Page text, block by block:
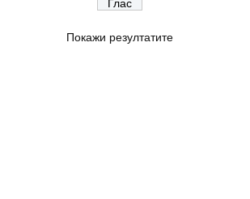
Покажи резултатите